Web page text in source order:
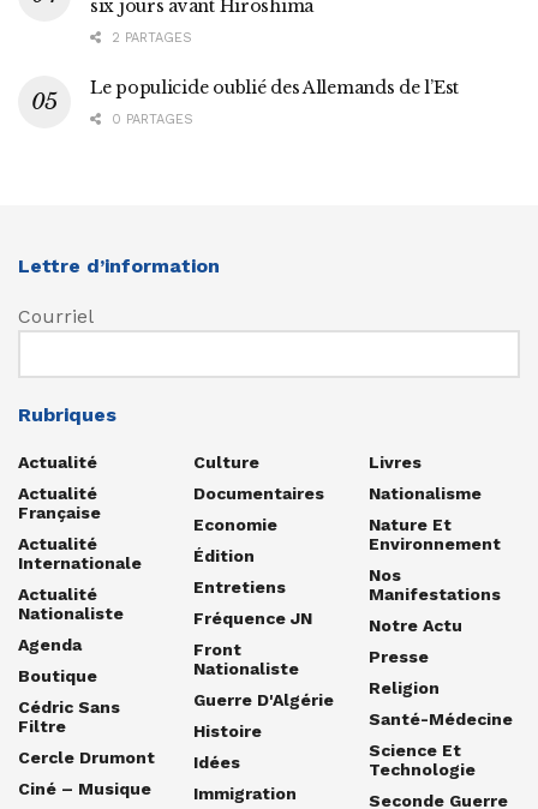
six jours avant Hiroshima
2 PARTAGES
Le populicide oublié des Allemands de l’Est
0 PARTAGES
Lettre d’information
Courriel
Rubriques
Actualité
Actualité
Française
Actualité
Internationale
Actualité
Nationaliste
Agenda
Boutique
Cédric Sans
Filtre
Cercle Drumont
Ciné – Musique
Culture
Documentaires
Economie
Édition
Entretiens
Fréquence JN
Front
Nationaliste
Guerre D'Algérie
Histoire
Idées
Immigration
Livres
Nationalisme
Nature Et
Environnement
Nos
Manifestations
Notre Actu
Presse
Religion
Santé-Médecine
Science Et
Technologie
Seconde Guerre